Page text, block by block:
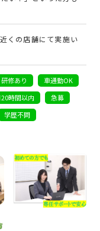
くの店舗にて実施い
研修あり
車通勤OK
時間以内
急募
学歴不問